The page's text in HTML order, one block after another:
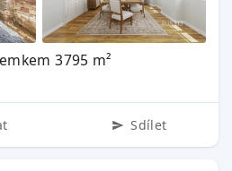
3795 m²
Sdílet